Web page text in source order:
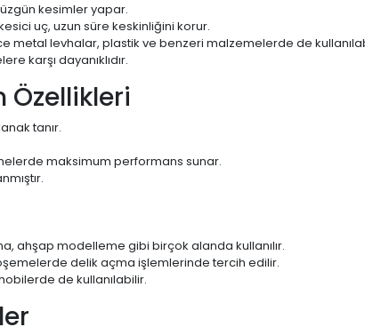
kesimler yapar.
uç, uzun süre keskinliğini korur.
metal levhalar, plastik ve benzeri malzemelerde de
karşı dayanıklıdır.
Özellikleri
tanır.
maksimum performans sunar.
ahşap modelleme gibi birçok alanda kullanılır.
delik açma işlemlerinde tercih edilir.
de kullanılabilir.